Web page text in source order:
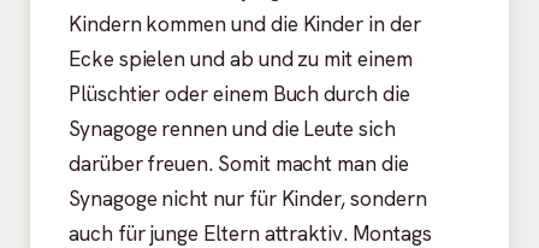
Kindern kommen und die Kinder in der
Ecke spielen und ab und zu mit einem
Plüschtier oder einem Buch durch die
Synagoge rennen und die Leute sich
darüber freuen. Somit macht man die
Synagoge nicht nur für Kinder, sondern
auch für junge Eltern attraktiv. Montags